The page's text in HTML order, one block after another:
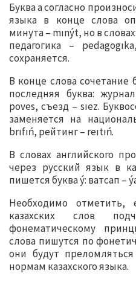
Буква а согласно
языка в конце слова
минута – mınýt, но в
педагогика –
сохраняется.
В конце слова сочетание
последняя буква:
poves, съезд – sıez.
заменяется на
brıfıń, рейтинг – reıtıń.
В словах английского
через русский язык в
пишется буква ý: ватсап –
Необходимо отметить,
казахских слов
фонематическому
слова пишутся по
они будут
нормам казахского языка.